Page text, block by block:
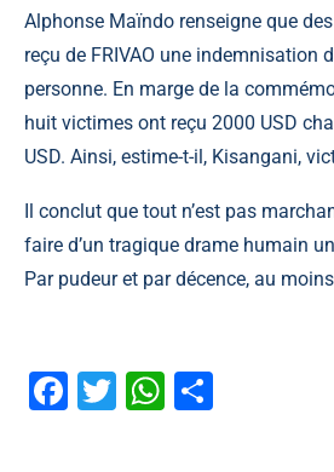
Alphonse Maïndo renseigne que
reçu de FRIVAO une indemnisation
personne. En marge de la
huit victimes ont reçu 2000 USD
USD. Ainsi, estime-t-il, Kisangani,
Il conclut que tout n’est pas
faire d’un tragique drame humain
Par pudeur et par décence, au
Facebook
TwitterWhatsApp